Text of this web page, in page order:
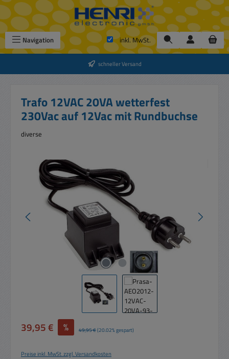
Zum Hauptinhalt springen
Navigation inkl. MwSt.
schneller Versand
Trafo 12VAC 20VA wetterfest
230Vac auf 12Vac mit Rundbuchse
diverse
Bildergalerie überspringen
Verkaufspreis:
39,95 € % Regulärer Preis:
49,95 €(20.02% gespart)
Preise inkl. MwSt. zzgl. Versandkosten